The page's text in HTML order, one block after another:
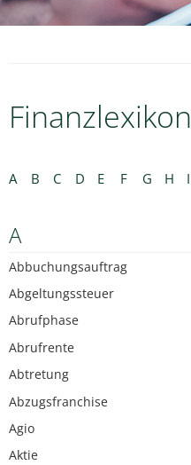
Finanzlexikon
A B C D E F G H I
A
Abbuchungsauftrag
Abgeltungssteuer
Abrufphase
Abrufrente
Abtretung
Abzugsfranchise
Agio
Aktie